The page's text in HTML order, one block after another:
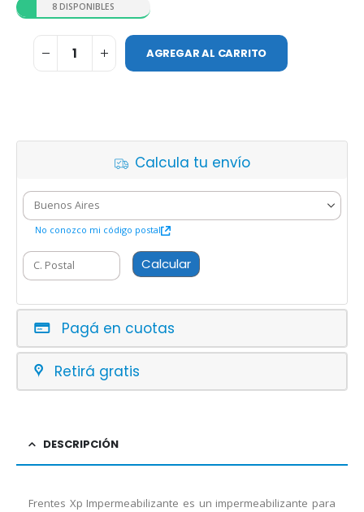
8 DISPONIBLES
AGREGAR AL CARRITO
Calcula tu envío
No conozco mi código postal
Calcular
Pagá en cuotas
Retirá gratis
DESCRIPCIÓN
Frentes Xp Impermeabilizante es un impermeabilizante para